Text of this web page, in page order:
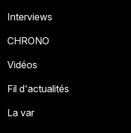
Interviews
CHRONO
Vidéos
Fil d'actualités
La var